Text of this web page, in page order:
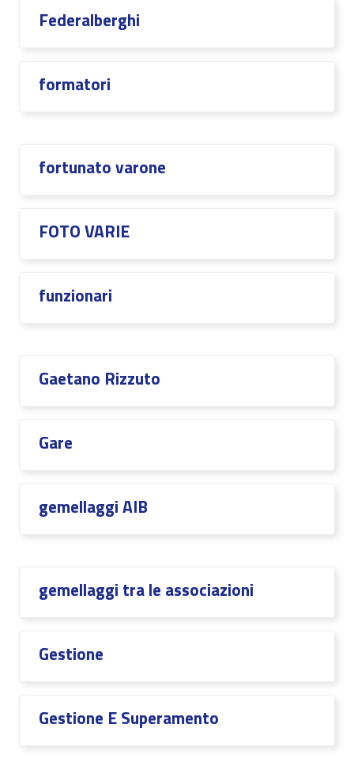
Federalberghi
formatori
fortunato varone
FOTO VARIE
funzionari
Gaetano Rizzuto
Gare
gemellaggi AIB
gemellaggi tra le associazioni
Gestione
Gestione E Superamento